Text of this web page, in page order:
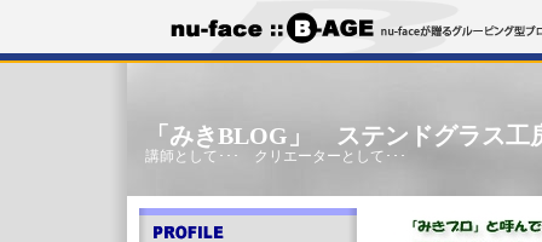
「みきBLOG」 ステンドグラス工
講師として･･･ クリエーターとして･･･